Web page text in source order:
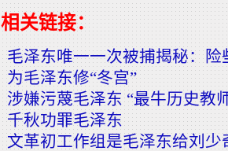
相关链接：
毛泽东唯一一次被捕揭秘：险
为毛泽东修“冬宫”
涉嫌污蔑毛泽东 “最牛历史教
千秋功罪毛泽东
文革初工作组是毛泽东给刘少